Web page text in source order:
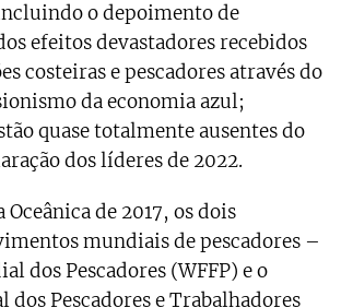
o depoimento de
efeitos devastadores recebidos
costeiras e pescadores através do
da economia azul;
quase totalmente ausentes do
dos líderes de 2022.
Oceânica de 2017, os dois
mundiais de pescadores –
dos Pescadores (WFFP) e o
Pescadores e Trabalhadores